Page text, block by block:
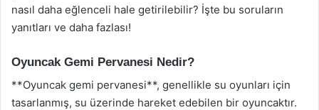
nasıl daha eğlenceli hale getirilebilir? İşte bu soruların
yanıtları ve daha fazlası!
Oyuncak Gemi Pervanesi Nedir?
**Oyuncak gemi pervanesi**, genellikle su oyunları için
tasarlanmış, su üzerinde hareket edebilen bir oyuncaktır.